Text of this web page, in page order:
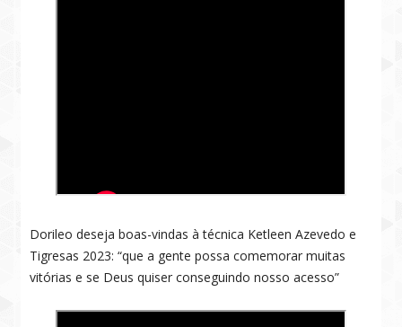
Dorileo deseja boas-vindas à técnica Ketleen Azevedo e
Tigresas 2023: “que a gente possa comemorar muitas
vitórias e se Deus quiser conseguindo nosso acesso”